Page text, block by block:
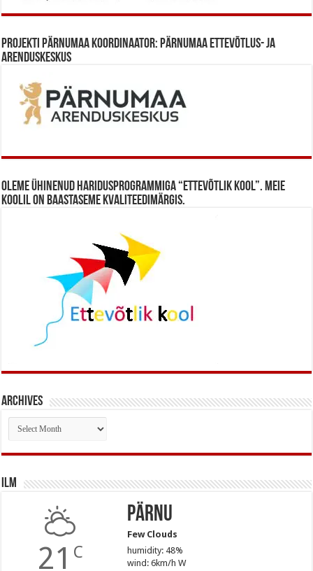
Projekti Pärnumaa koordinaator: Pärnumaa Ettevõtlus- ja
Arenduskeskus
Oleme ühinenud haridusprogrammiga “Ettevõtlik Kool”. Meie
koolil on baastaseme kvaliteedimärgis.
Archives
Archives
Ilm
21 C
Pärnu
Few Clouds
humidity: 48%
wind: 6km/h W